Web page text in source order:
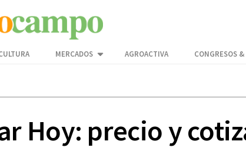
MERCADOS AGROACTIVA CONGRESOS
Hoy: precio y